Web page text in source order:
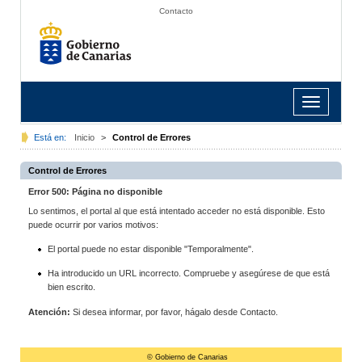
Contacto
Toggle
navigation
Está en: Inicio > Control de Errores
Control de Errores
Error 500: Página no disponible
Lo sentimos, el portal al que está intentado acceder no está disponible. Esto
puede ocurrir por varios motivos:
El portal puede no estar disponible "Temporalmente".
Ha introducido un URL incorrecto. Compruebe y asegúrese de que está
bien escrito.
Atención: Si desea informar, por favor, hágalo desde Contacto.
© Gobierno de Canarias